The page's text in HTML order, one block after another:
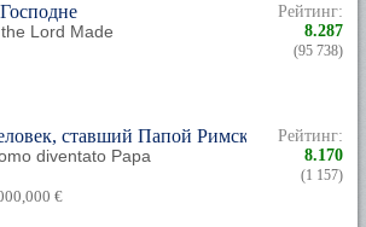
Lord Made
Рейтинг:
8.287
(95 738)
ставший Папой Римским
diventato Papa
€
Рейтинг:
8.170
(1 157)